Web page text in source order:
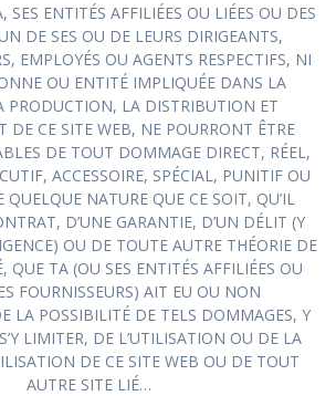
SES ENTITÉS AFFILIÉES OU LIÉES OU DES
DE SES OU DE LEURS DIRIGEANTS,
EMPLOYÉS OU AGENTS RESPECTIFS, NI
OU ENTITÉ IMPLIQUÉE DANS LA
PRODUCTION, LA DISTRIBUTION ET
DE CE SITE WEB, NE POURRONT ÊTRE
DE TOUT DOMMAGE DIRECT, RÉEL,
ACCESSOIRE, SPÉCIAL, PUNITIF OU
QUELQUE NATURE QUE CE SOIT, QU’IL
D’UNE GARANTIE, D’UN DÉLIT (Y
OU DE TOUTE AUTRE THÉORIE DE
QUE TA (OU SES ENTITÉS AFFILIÉES OU
FOURNISSEURS) AIT EU OU NON
LA POSSIBILITÉ DE TELS DOMMAGES, Y
LIMITER, DE L’UTILISATION OU DE LA
DE CE SITE WEB OU DE TOUT
AUTRE SITE LIÉ…